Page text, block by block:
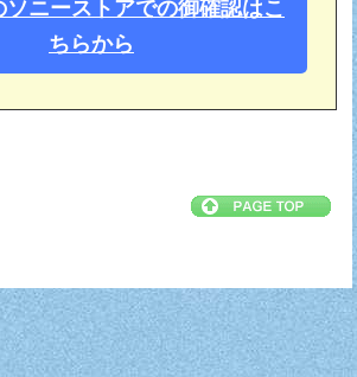
ニーストアでの御確認はこ
ちらから